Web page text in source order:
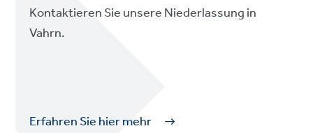
Kontaktieren Sie unsere Niederlassung in
Vahrn.
Erfahren Sie hier mehr